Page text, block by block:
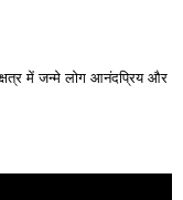
में जन्मे लोग आनंदप्रिय और